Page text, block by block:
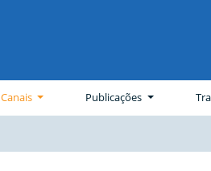
Canais Publicações